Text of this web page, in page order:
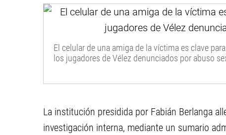
El celular de una amiga de la víctima es clave
los jugadores de Vélez denunciados por abuso
La institución presidida por Fabián Berlanga
investigación interna, mediante un sumario